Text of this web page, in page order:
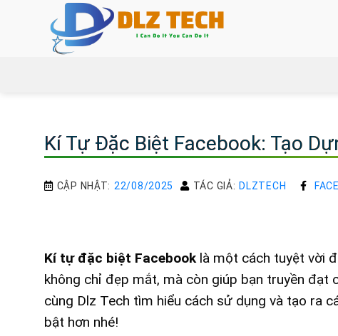
Kí Tự Đặc Biệt Facebook: Tạo
CẬP NHẬT: 22/08/2025 TÁC GIẢ: DLZTECH
Kí tự đặc biệt Facebooklà một cách tuyệt vời
không chỉ đẹp mắt, mà còn giúp bạn truyền đạt
cùng Dlz Tech tìm hiểu cách sử dụng và tạo ra
bật hơn nhé!